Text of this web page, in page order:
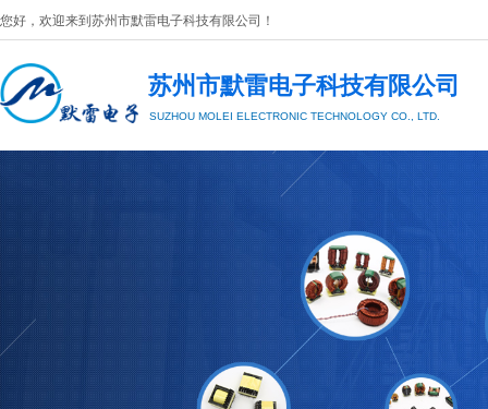
您好，欢迎来到 苏州市默雷电子科技有限公司 ​！
苏州市默雷电子科技有限公司
SUZHOU MOLEI ELECTRONIC TECHNOLOGY CO., LTD.